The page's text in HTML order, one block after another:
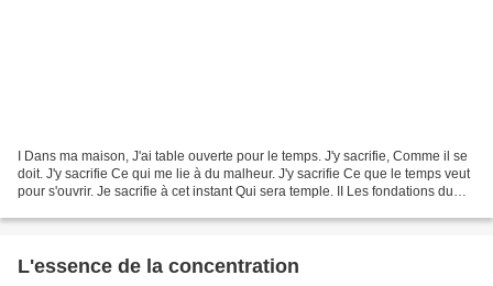
I Dans ma maison, J'ai table ouverte pour le temps. J'y sacrifie, Comme il se
doit. J'y sacrifie Ce qui me lie à du malheur. J'y sacrifie Ce que le temps veut
pour s'ouvrir. Je sacrifie à cet instant Qui sera temple. II Les fondations du
L'essence de la concentration